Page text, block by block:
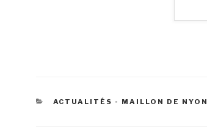
CATÉGORIES
ACTUALITÉS - MAILLON DE NYON